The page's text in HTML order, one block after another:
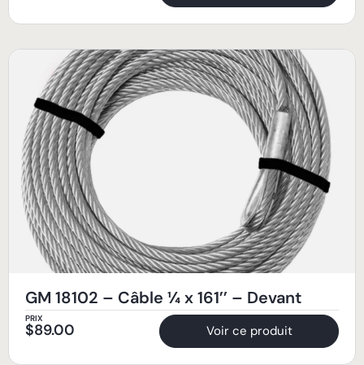
GM 18102 – Câble ¼ x 161’’ – Devant
PRIX
$89.00 Voir ce produit